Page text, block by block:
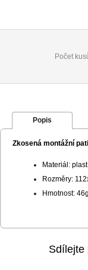
Počet
Popis
Zkosená montážní
Materiál: plast
Rozměry:
Hmotnost: 46g
Sdílejte